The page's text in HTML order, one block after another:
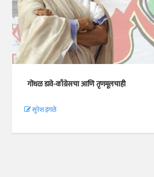
गोंधळ डावे-काँग्रेसचा आणि तृणमूलचाही
सुरेश इंगळे